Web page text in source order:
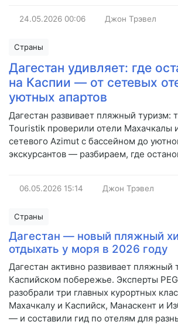
24.05.2026 00:06 Джон Трэвел
Страны
Дагестан удивляет: где
на Каспии — от сетевых
уютных апартов
Дагестан развивает пляжный туризм:
Touristik проверили отели Махачкалы
сетевого Azimut с бассейном до
экскурсантов — разбираем, где
06.05.2026 15:14 Джон Трэвел
Страны
Дагестан — новый пляжный
отдыхать у моря в 2026 году
Дагестан активно развивает пляжный
Каспийском побережье. Эксперты
разобрали три главных курортных
Махачкалу и Каспийск, Манаскент и
— и составили гид по отелям для